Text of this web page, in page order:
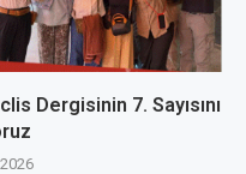
Dergisinin 7. Sayısını